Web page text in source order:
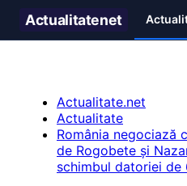
Actualitatenet
Actualitate.net
Actualitate
România negociază
de Rogobete și
schimbul datoriei de